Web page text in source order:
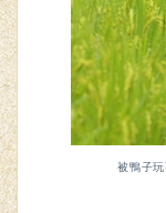
被鴨子